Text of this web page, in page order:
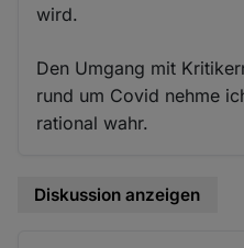
wird.
Den Umgang mit
rund um Covid nehme
rational wahr.
Diskussion anzeigen